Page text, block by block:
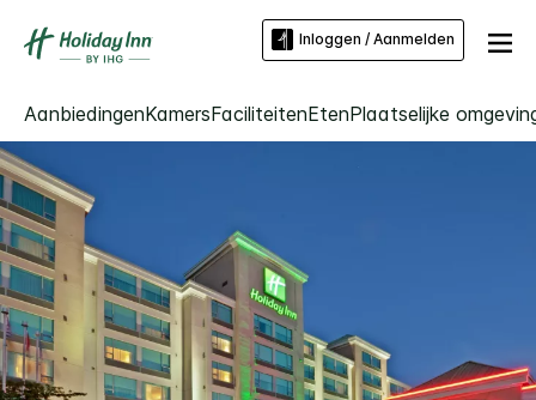
Inloggen / Aanmelden
AanbiedingenKamersFaciliteitenEtenPlaatselijke